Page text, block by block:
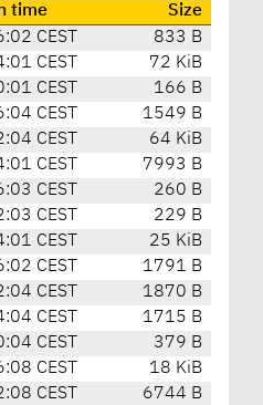
time
Size
CEST
833 B
CEST
72 KiB
CEST
166 B
CEST
1549 B
CEST
64 KiB
CEST
7993 B
CEST
260 B
CEST
229 B
CEST
25 KiB
CEST
1791 B
CEST
1870 B
CEST
1715 B
CEST
379 B
CEST
18 KiB
CEST
6744 B